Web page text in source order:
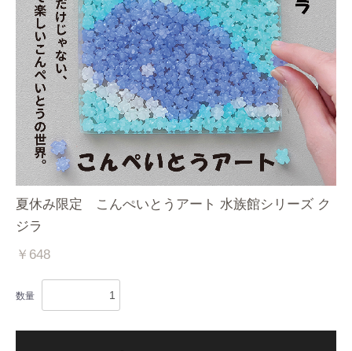
夏休み限定 こんぺいとうアート 水族館シリーズ ク
ジラ
￥648
数量